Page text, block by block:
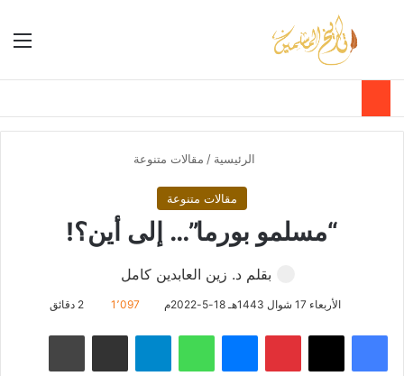
الوضع بحث عن
الرئيسية / مقالات متنوعة
مقالات متنوعة
“مسلمو بورما”… إلى أين؟!
بقلم د. زين العابدين كامل
الأربعاء 17 شوال 1443هـ 18-5-2022م 1٬097
فيسبوك ‫X بينتيريستماسنجر واتساب تيلقرام مشاركة عبر البريد طباعة